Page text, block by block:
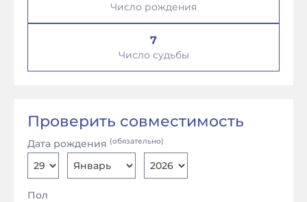
Число рождения
7
Число судьбы
Проверить совместимость
Дата рождения (обязательно)
Пол